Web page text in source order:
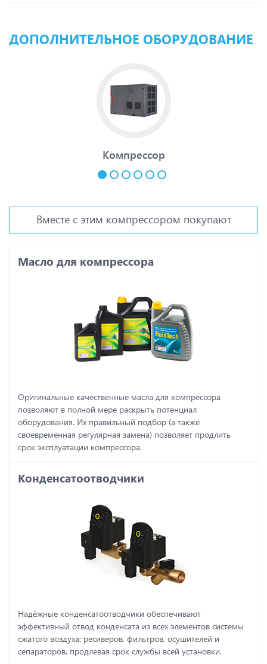
ДОПОЛНИТЕЛЬНОЕ ОБОРУДОВАНИЕ
Компрессор
Вместе с этим компрессором покупают
Масло для компрессора
Оригинальные качественные масла для компрессора
позволяют в полной мере раскрыть потенциал
оборудования. Их правильный подбор (а также
своевременная регулярная замена) позволяет продлить
срок эксплуатации компрессора.
Конденсатоотводчики
Надёжные конденсатоотводчики обеспечивают
эффективный отвод конденсата из всех элементов системы
сжатого воздуха: ресиверов, фильтров, осушителей и
сепараторов, продлевая срок службы всей установки.